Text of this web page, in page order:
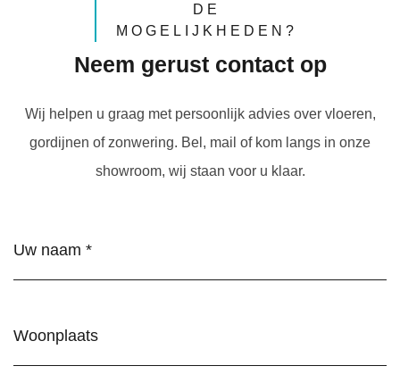
DE
MOGELIJKHEDEN?
Neem gerust contact op
Wij helpen u graag met persoonlijk advies over vloeren,
gordijnen of zonwering. Bel, mail of kom langs in onze
showroom, wij staan voor u klaar.
(Vereist)